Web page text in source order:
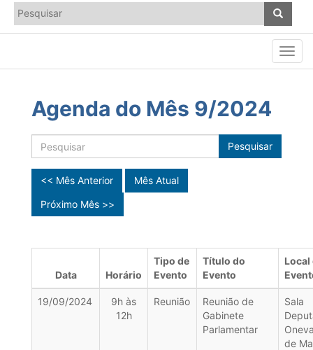
Agenda do Mês 9/2024
Pesquisar
<< Mês Anterior
Mês Atual
Próximo Mês >>
Data Horário
Tipo de
Evento
Título do
Evento
Local
19/09/2024
9h às
12h
Reunião
Reunião de
Gabinete
Parlamentar
Sala
de